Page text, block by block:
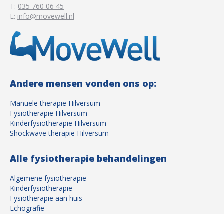
T: 035 760 06 45
E: info@movewell.nl
Andere mensen vonden ons op:
Manuele therapie Hilversum
Fysiotherapie Hilversum
Kinderfysiotherapie Hilversum
Shockwave therapie Hilversum
Alle fysiotherapie behandelingen
Algemene fysiotherapie
Kinderfysiotherapie
Fysiotherapie aan huis
Echografie